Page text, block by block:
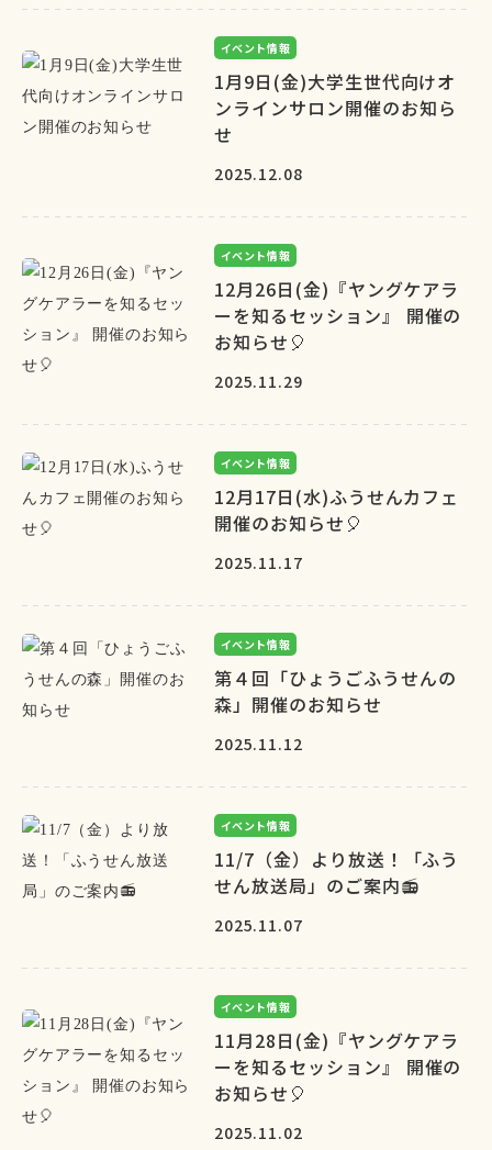
イベント情報
1月9日(金)大学生世代向けオ
ンラインサロン開催のお知ら
せ
2025.12.08
イベント情報
12月26日(金)『ヤングケアラ
ーを知るセッション』 開催の
お知らせ🎈
2025.11.29
イベント情報
12月17日(水)ふうせんカフェ
開催のお知らせ🎈
2025.11.17
イベント情報
第４回「ひょうごふうせんの
森」開催のお知らせ
2025.11.12
イベント情報
11/7（金）より放送！「ふう
せん放送局」のご案内📻
2025.11.07
イベント情報
11月28日(金)『ヤングケアラ
ーを知るセッション』 開催の
お知らせ🎈
2025.11.02